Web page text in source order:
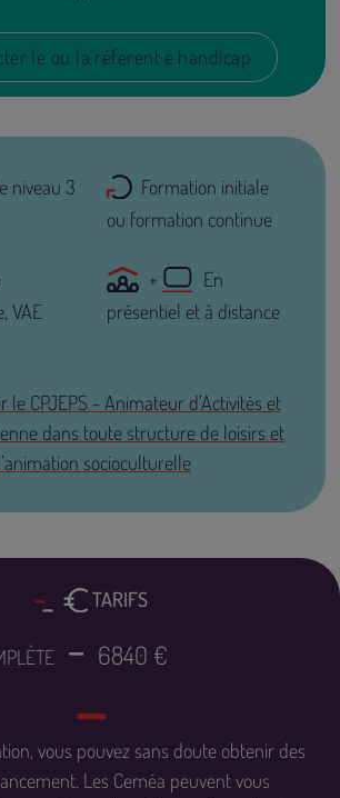
le ou la réferent·e handicap
niveau 3
Formation initiale
ou formation continue
VAE
+
En
présentiel et à distance
le CPJEPS - Animateur d’Activités et
dans toute structure de loisirs et
socioculturelle
TARIFS
6840 €
vous pouvez sans doute obtenir des
. Les Ceméa peuvent vous